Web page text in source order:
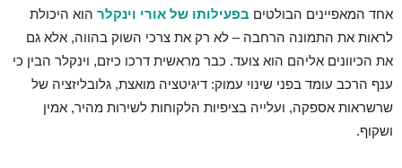
אחד המאפיינים הבולטים בפעילותו של אורי וינקלר הוא היכולת
לראות את התמונה הרחבה – לא רק את צרכי השוק בהווה, אלא גם
את הכיוונים אליהם הוא צועד. כבר מראשית דרכו כיזם, וינקלר הבין כי
ענף הרכב עומד בפני שינוי עמוק: דיגיטציה מואצת, גלובליזציה של
שרשראות אספקה, ועלייה בציפיות הלקוחות לשירות מהיר, אמין
ושקוף.